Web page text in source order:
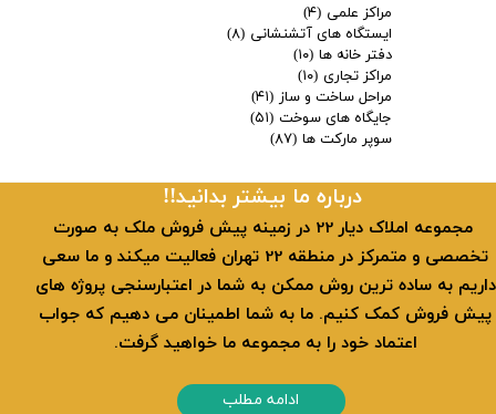
مراکز علمی (۴)
ایستگاه های آتشنشانی (۸)
دفتر خانه ها (۱۰)
مراکز تجاری (۱۰)
مراحل ساخت و ساز (۴۱)
جایگاه های سوخت (۵۱)
سوپر مارکت ها (۸۷)
​​درباره ما بیشتر بدانید!!
​ مجموعه املاک دیار 22 در زمینه پیش فروش ملک به صورت
تخصصی و متمرکز در منطقه 22 تهران فعالیت میکند و ما سعی
داریم به ساده ترین روش ممکن به شما در اعتبارسنجی پروژه های
پیش فروش کمک کنیم. ما به شما اطمینان می دهیم که جواب
اعتماد خود را به مجموعه ما خواهید گرفت.
ادامه مطلب